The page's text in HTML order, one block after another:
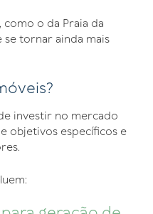
como o da Praia da
se tornar ainda mais
investir no mercado
objetivos específicos e